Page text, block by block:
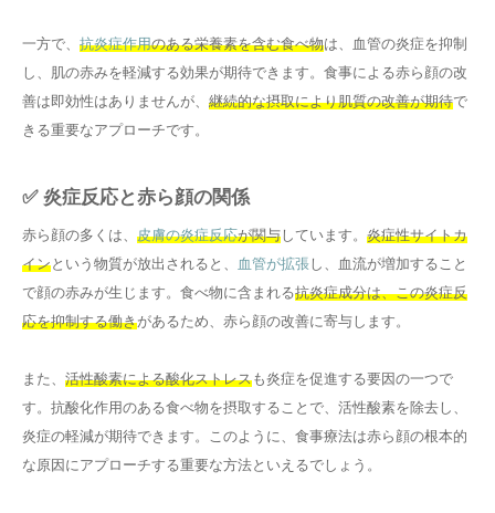
一方で、 抗炎症作用のある栄養素を含む食べ物は、血管の炎症を抑制
し、肌の赤みを軽減する効果が期待できます。食事による赤ら顔の改
善は即効性はありませんが、 継続的な摂取により肌質の改善が期待で
きる重要なアプローチです。
✅ 炎症反応と赤ら顔の関係
赤ら顔の多くは、 皮膚の炎症反応が関与 しています。 炎症性サイトカ
インという物質が放出されると、 血管が拡張 し、血流が増加すること
で顔の赤みが生じます。食べ物に含まれる抗炎症成分は、この炎症反
応を抑制する働きがあるため、赤ら顔の改善に寄与します。
また、 活性酸素による酸化ストレスも炎症を促進する要因の一つで
す。抗酸化作用のある食べ物を摂取することで、活性酸素を除去し、
炎症の軽減が期待できます。このように、食事療法は赤ら顔の根本的
な原因にアプローチする重要な方法といえるでしょう。